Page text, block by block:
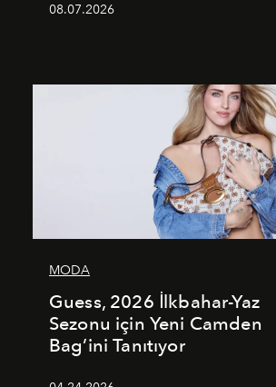
08.07.2026
MODA
Guess, 2026 İlkbahar-Yaz
Sezonu için Yeni Camden
Bag’ini Tanıtıyor